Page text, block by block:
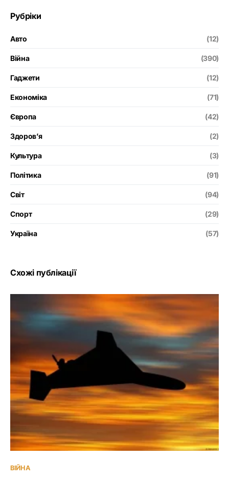
Рубріки
Авто (12)
Війна (390)
Гаджети (12)
Економіка (71)
Європа (42)
Здоров’я (2)
Культура (3)
Політика (91)
Світ (94)
Спорт (29)
Україна (57)
Схожі публікації
ВІЙНА